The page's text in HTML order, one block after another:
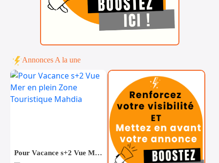
Annonces A la une
Pour Vacance s+2 Vue Mer en plein Zone Touristique Mahdia